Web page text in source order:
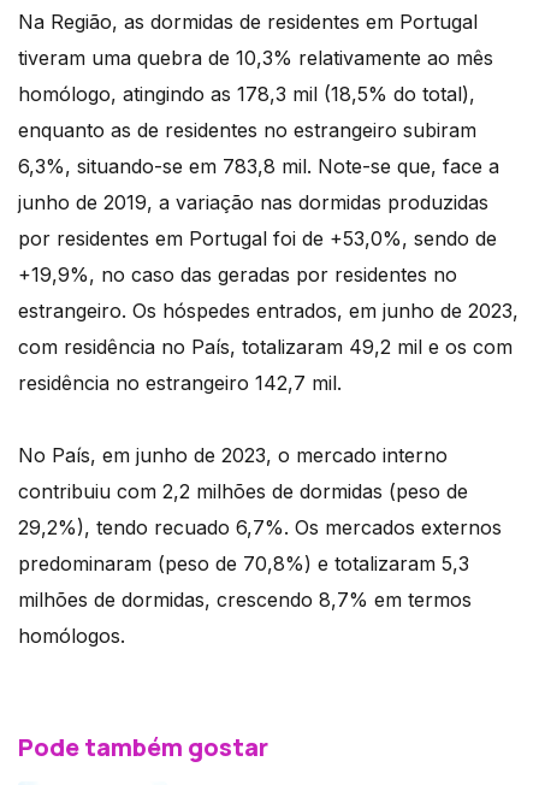
Na Região, as dormidas de residentes em Portugal
tiveram uma quebra de 10,3% relativamente ao mês
homólogo, atingindo as 178,3 mil (18,5% do total),
enquanto as de residentes no estrangeiro subiram
6,3%, situando-se em 783,8 mil. Note-se que, face a
junho de 2019, a variação nas dormidas produzidas
por residentes em Portugal foi de +53,0%, sendo de
+19,9%, no caso das geradas por residentes no
estrangeiro. Os hóspedes entrados, em junho de 2023,
com residência no País, totalizaram 49,2 mil e os com
residência no estrangeiro 142,7 mil.
No País, em junho de 2023, o mercado interno
contribuiu com 2,2 milhões de dormidas (peso de
29,2%), tendo recuado 6,7%. Os mercados externos
predominaram (peso de 70,8%) e totalizaram 5,3
milhões de dormidas, crescendo 8,7% em termos
homólogos.
Pode também gostar